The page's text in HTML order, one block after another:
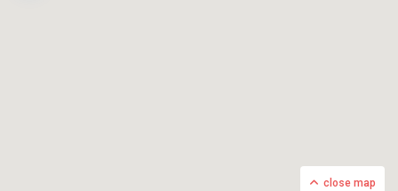
close map